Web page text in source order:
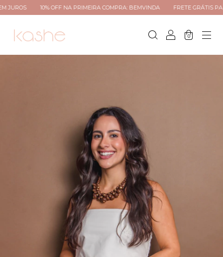
10% OFF NA PRIMEIRA COMPRA: BEMVINDA FRETE GRÁTIS PARA TODO
0